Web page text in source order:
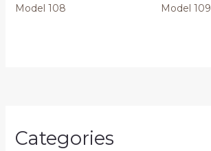
Categories
Model 108
Model 109